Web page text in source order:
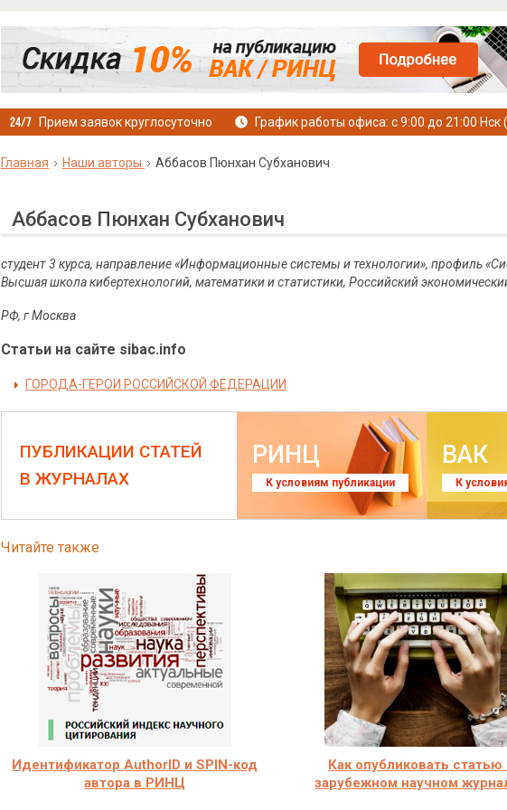
Прием заявок круглосуточно График работы офиса: с 9:00 до 21:00 Нск
Главная Наши авторы Аббасов Пюнхан Субханович
Аббасов Пюнхан Субханович
студент 3 курса, направление «Информационные системы и технологии», профиль
Высшая школа кибертехнологий, математики и статистики, Российский
РФ, г Москва
Статьи на сайте sibac.info
ГОРОДА-ГЕРОИ РОССИЙСКОЙ ФЕДЕРАЦИИ
ПУБЛИКАЦИИ СТАТЕЙ
В ЖУРНАЛАХ
РИНЦ
К условиям публикации
ВАК
К
Читайте также
Идентификатор AuthorID и SPIN-код
автора в РИНЦ
Как опубликовать статью
зарубежном научном